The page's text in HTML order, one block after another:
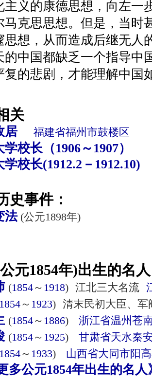
主义的康德思想，向左一
马克思思想。但是，当时
思想，从而造成后继无人
的中国都缺乏一个指导中
复的悲剧，才能理解中国
关
居 福建省福州市鼓楼区
校长（1906～1907）
校长(1912.2－1912.10)
史事件：
法(公元1898年)
1854年)出生的名
(1854～ 1918) 江北三大名流
1854～ 1923) 清末民初大臣、军
(1854～ 1886) 浙江省温州 苍
(1854～ 1925) 甘肃省天水秦
1854～ 1933) 山西省大同市阳
多公元1854年出生的名人